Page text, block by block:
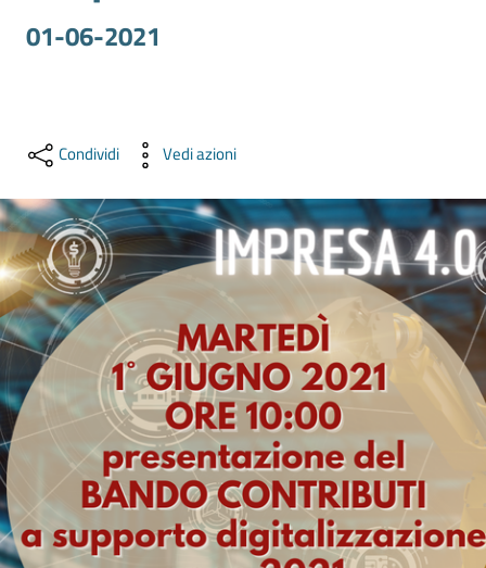
e
Consumatore
Impresa
Digitale
La
Camera
zione
on line
01-06-2021
Condividi Vedi azioni